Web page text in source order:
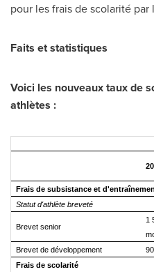
pour les frais de scolarité
Faits et statistiques
Voici les nouveaux taux de
athlètes :
Frais de subsistance et
Statut d'athlète breveté
Brevet senior
1
Brevet de développement
Frais de scolarité